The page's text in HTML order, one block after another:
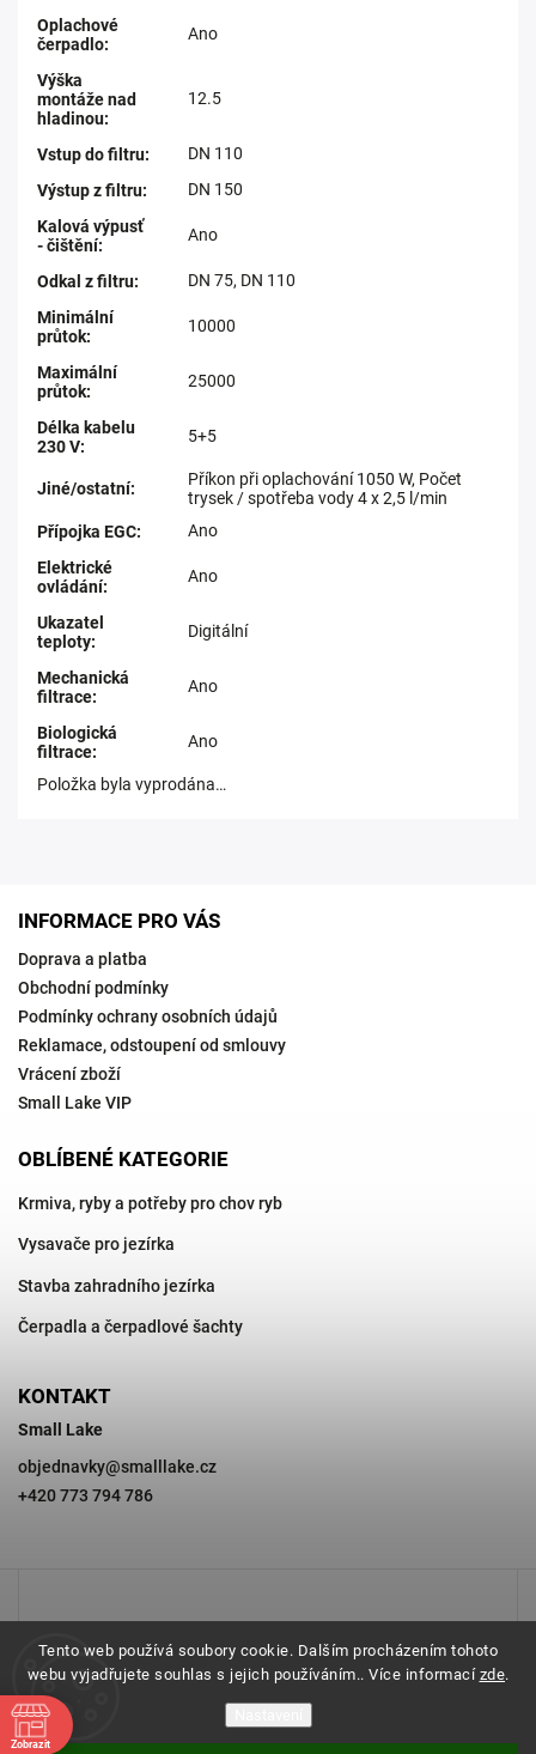
Tento web používá soubory cookie. Dalším procházením tohoto
webu vyjadřujete souhlas s jejich používáním.. Více informací zde.
Oplachové
čerpadlo:
Ano
Výška
montáže nad
hladinou:
12.5
Vstup do filtru:
DN 110
Výstup z filtru:
DN 150
Kalová výpusť
- čištění:
Ano
Odkal z filtru:
DN 75, DN 110
Minimální
průtok:
10000
Maximální
průtok:
25000
Délka kabelu
230 V:
5+5
Jiné/ostatní:
Příkon při oplachování 1050 W, Počet
trysek / spotřeba vody 4 x 2,5 l/min
Přípojka EGC:
Ano
Elektrické
ovládání:
Ano
Ukazatel
teploty:
Digitální
Mechanická
filtrace:
Ano
Biologická
filtrace:
Ano
Položka byla vyprodána…
INFORMACE PRO VÁS
Doprava a platba
Obchodní podmínky
Podmínky ochrany osobních údajů
Reklamace, odstoupení od smlouvy
Vrácení zboží
Small Lake VIP
OBLÍBENÉ KATEGORIE
Krmiva, ryby a potřeby pro chov ryb
Vysavače pro jezírka
Stavba zahradního jezírka
Čerpadla a čerpadlové šachty
KONTAKT
Small Lake
objednavky@smalllake.cz
+420 773 794 786
Zobrazit